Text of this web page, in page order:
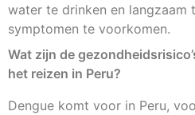
water te drinken en langzaam
symptomen te voorkomen.
Wat zijn de
het reizen in Peru?
Dengue komt voor in Peru,